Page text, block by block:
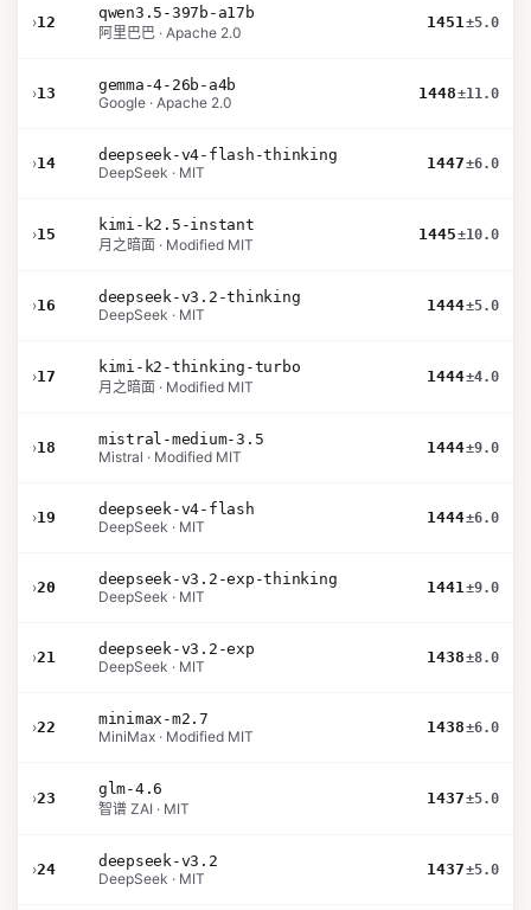
›12
qwen3.5-397b-a17b
阿里巴巴 · Apache 2.0
1451±5.0
›13
gemma-4-26b-a4b
Google · Apache 2.0
1448±11.0
›14
deepseek-v4-flash-thinking
DeepSeek · MIT
1447±6.0
›15
kimi-k2.5-instant
月之暗面 · Modified MIT
1445±10.0
›16
deepseek-v3.2-thinking
DeepSeek · MIT
1444±5.0
›17
kimi-k2-thinking-turbo
月之暗面 · Modified MIT
1444±4.0
›18
mistral-medium-3.5
Mistral · Modified MIT
1444±9.0
›19
deepseek-v4-flash
DeepSeek · MIT
1444±6.0
›20
deepseek-v3.2-exp-thinking
DeepSeek · MIT
1441±9.0
›21
deepseek-v3.2-exp
DeepSeek · MIT
1438±8.0
›22
minimax-m2.7
MiniMax · Modified MIT
1438±6.0
›23
glm-4.6
智谱 ZAI · MIT
1437±5.0
›24
deepseek-v3.2
DeepSeek · MIT
1437±5.0